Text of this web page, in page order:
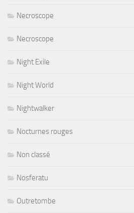
Necroscope
Necroscope
Night Exile
Night World
Nightwalker
Nocturnes rouges
Non classé
Nosferatu
Outretombe